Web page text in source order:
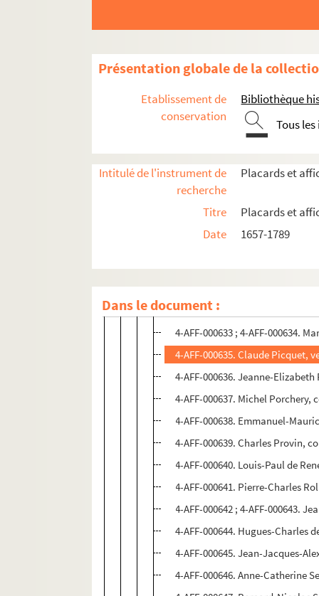
Présentation globale de la
Etablissement de
conservation
Bibliothèque
Tous
Intitulé de l'instrument de
recherche
Placards et
Titre
Placards et
Date
1657-1789
Dans le document :
4-AFF-000621. Marguerite
4-AFF-000623. Jean Moisnet,
4-AFF-000624. Jean-Etienne
4-AFF-000626. Charles-Isidore
4-AFF-000632. Marie-Thérèse
4-AFF-000633 ; 4-AFF-000634.
4-AFF-000635. Claude Picquet,
4-AFF-000636. Jeanne-
4-AFF-000637. Michel
4-AFF-000638. Emmanuel-
4-AFF-000639. Charles Provin,
4-AFF-000640. Louis-Paul de
4-AFF-000641. Pierre-Charles
4-AFF-000642 ; 4-AFF-000643.
4-AFF-000644. Hugues-Charles
4-AFF-000645. Jean-Jacques-
4-AFF-000646. Anne-Catherine